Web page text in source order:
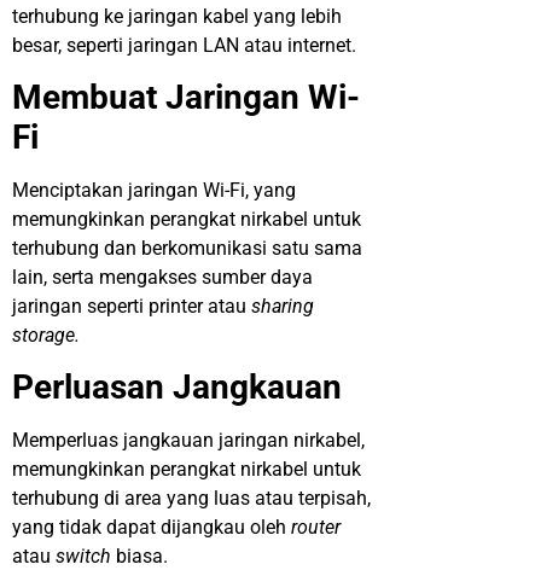
terhubung ke jaringan kabel yang lebih
besar, seperti jaringan LAN atau internet.
Membuat Jaringan Wi-
Fi
Menciptakan jaringan Wi-Fi, yang
memungkinkan perangkat nirkabel untuk
terhubung dan berkomunikasi satu sama
lain, serta mengakses sumber daya
jaringan seperti printer atau sharing
storage.
Perluasan Jangkauan
Memperluas jangkauan jaringan nirkabel,
memungkinkan perangkat nirkabel untuk
terhubung di area yang luas atau terpisah,
yang tidak dapat dijangkau oleh router
atau switch biasa.